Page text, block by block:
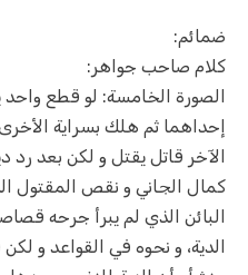
ضمائم:
کلام صاحب جواهر:
الصورة الخامسة: لو قطع واحد
إحداهما ثم هلك بسراية
الآخر قاتل يقتل و لكن بعد رد
كمال الجاني و نقص
البائن الذي لم يبرأ جرحه
الدية، و نحوه في القواعد و